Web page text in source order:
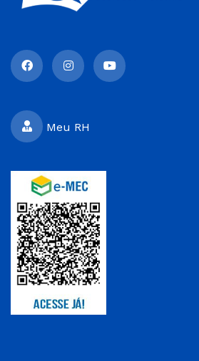
Meu RH